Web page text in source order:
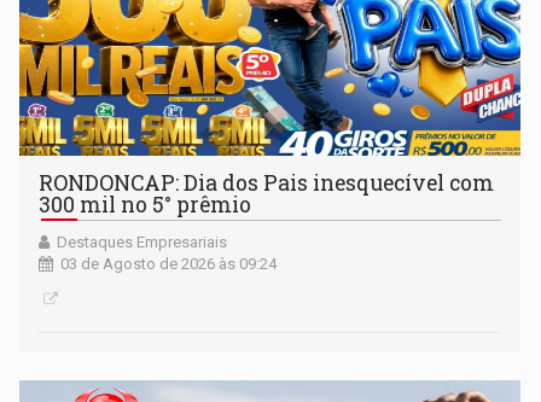
RONDONCAP: Dia dos Pais inesquecível com
300 mil no 5° prêmio
Destaques Empresariais
03 de Agosto de 2026 às 09:24